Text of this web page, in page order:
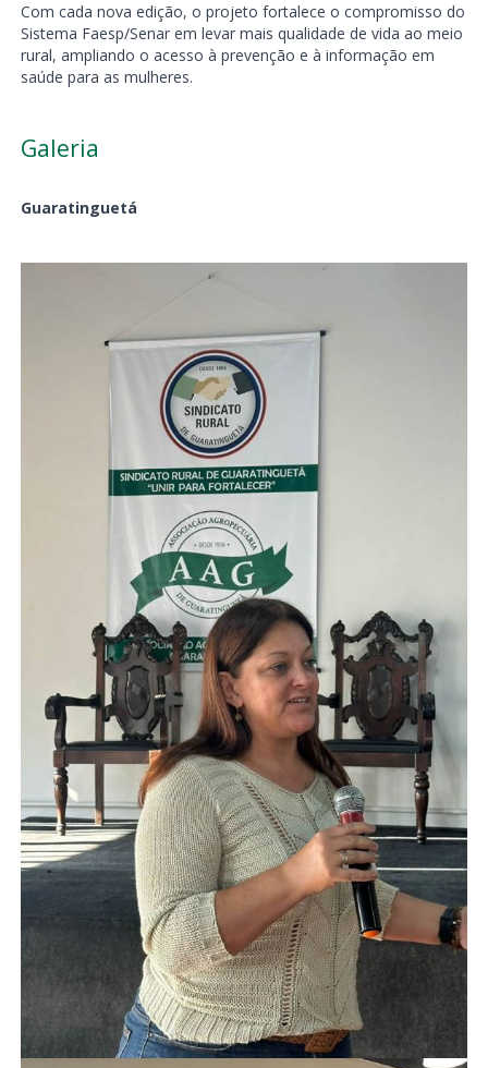
Com cada nova edição, o projeto fortalece o compromisso do
Sistema Faesp/Senar em levar mais qualidade de vida ao meio
rural, ampliando o acesso à prevenção e à informação em
saúde para as mulheres.
Galeria
Guaratinguetá